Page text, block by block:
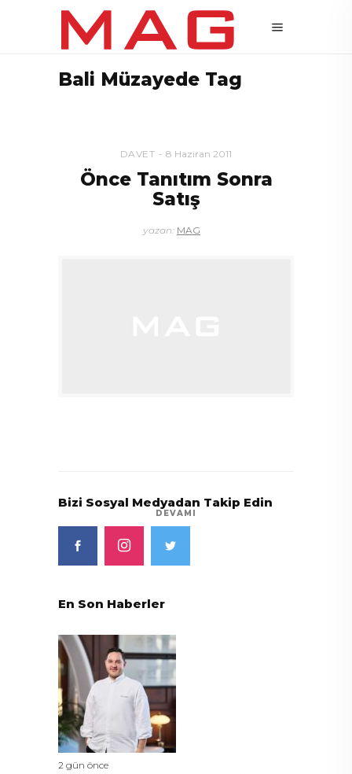
Bali Müzayede Tag
DAVET 8 Haziran 2011
Önce Tanıtım Sonra
Satış
yazan: MAG
DEVAMI
Bizi Sosyal Medyadan Takip Edin
En Son Haberler
2 gün önce